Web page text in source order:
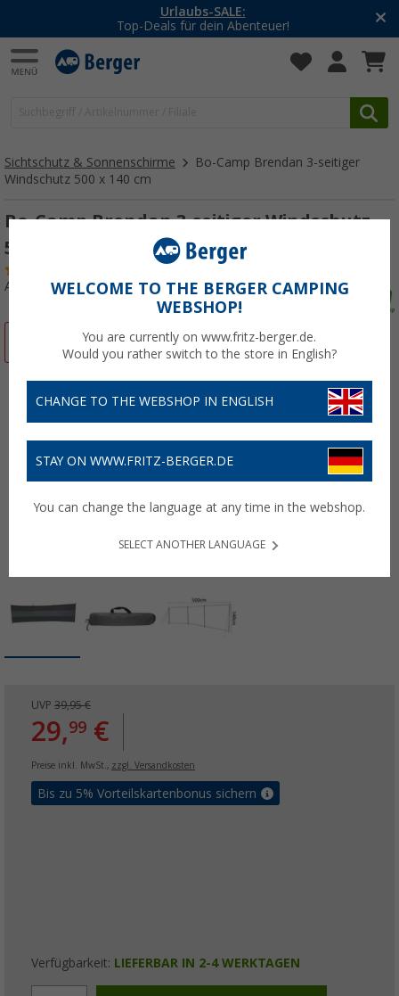
Urlaubs-SALE:
Top-Deals für dein Abenteuer!
Sichtschutz & Sonnenschirme
Bo-Camp Brendan 3-seitiger
Windschutz 500 x 140 cm
Bo-Camp Brendan 3-seitiger Windschutz
500 x 140 cm
Art.-Nr.: 779742
UVP 39,95 €
29,99 €
Preise inkl. MwSt., zzgl. Versandkosten
Bis zu 5% Vorteilskartenbonus sichern
Verfügbarkeit: LIEFERBAR IN 2-4 WERKTAGEN
WELCOME TO THE BERGER CAMPING
WEBSHOP!
You are currently on www.fritz-berger.de.
Would you rather switch to the store in English?
CHANGE TO THE WEBSHOP IN ENGLISH
STAY ON WWW.FRITZ-BERGER.DE
You can change the language at any time in the webshop.
SELECT ANOTHER LANGUAGE